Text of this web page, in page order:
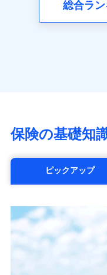
アクサ生命保険株
（https://
第一ネオ生命保険
（https://
life.co.jp）
太陽生命保険株式
（https://
東京海上日動あ
（https://
なないろ生命保険
（https://
総合ラ
保険の基礎知
ピックアップ